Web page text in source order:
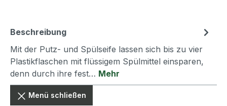
Beschreibung
Mit der Putz- und Spülseife lassen sich bis zu vier
Plastikflaschen mit flüssigem Spülmittel einsparen,
denn durch ihre fest… Mehr
Menü schließen